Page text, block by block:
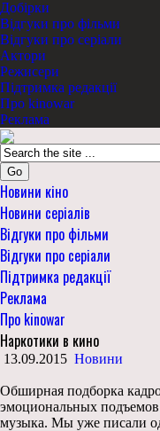
Добірки
Відгуки про фільми
Відгуки про серіали
Актори
Режисери
Підтримка редакції
Про kinowar
Реклама
Go
Новини кіно
Новини серіалів
Відгуки про фільми
Відгуки про серіали
Підтримка редакції
Реклама
Про kinowar
Наркотики в кино
13.09.2015 Новини
Обширная подборка
эмоциональных подъемов
музыка. Мы уже писали